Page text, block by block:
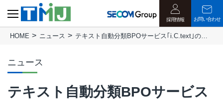
採用情報 お問い合わせ
HOME ニュース テキスト自動分類BPOサービス｢i.C.text｣の販売を開始
ニュース
テキスト自動分類BPOサービス